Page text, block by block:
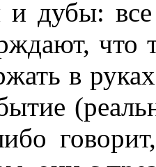
и дубы:
что
в